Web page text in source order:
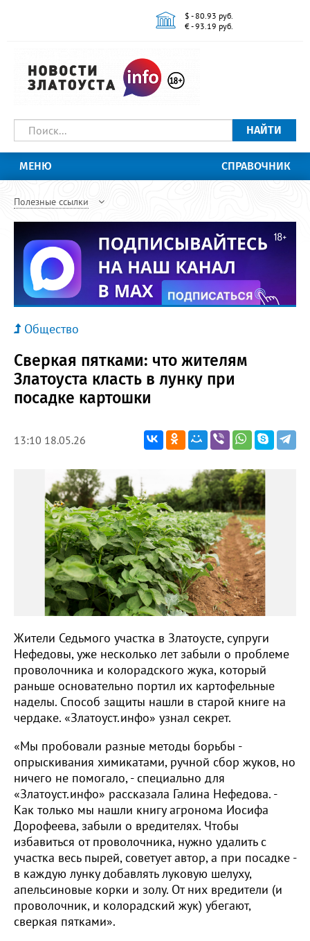
$ - 80.93 руб.
€ - 93.19 руб.
НАЙТИ
МЕНЮ СПРАВОЧНИК
Полезные ссылки
Общество
Сверкая пятками: что жителям
Златоуста класть в лунку при
посадке картошки
13:10 18.05.26
Жители Седьмого участка в Златоусте, супруги
Нефедовы, уже несколько лет забыли о проблеме
проволочника и колорадского жука, который
раньше основательно портил их картофельные
наделы. Способ защиты нашли в старой книге на
чердаке. «Златоуст.инфо» узнал секрет.
«Мы пробовали разные методы борьбы -
опрыскивания химикатами, ручной сбор жуков, но
ничего не помогало, - специально для
«Златоуст.инфо» рассказала Галина Нефедова. -
Как только мы нашли книгу агронома Иосифа
Дорофеева, забыли о вредителях. Чтобы
избавиться от проволочника, нужно удалить с
участка весь пырей, советует автор, а при посадке -
в каждую лунку добавлять луковую шелуху,
апельсиновые корки и золу. От них вредители (и
проволочник, и колорадский жук) убегают,
сверкая пятками».